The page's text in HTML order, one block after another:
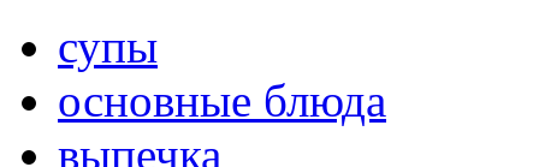
супы
основные блюда
выпечка